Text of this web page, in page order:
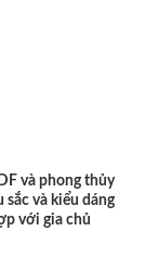
và phong thủy
sắc và kiểu dáng
với gia chủ